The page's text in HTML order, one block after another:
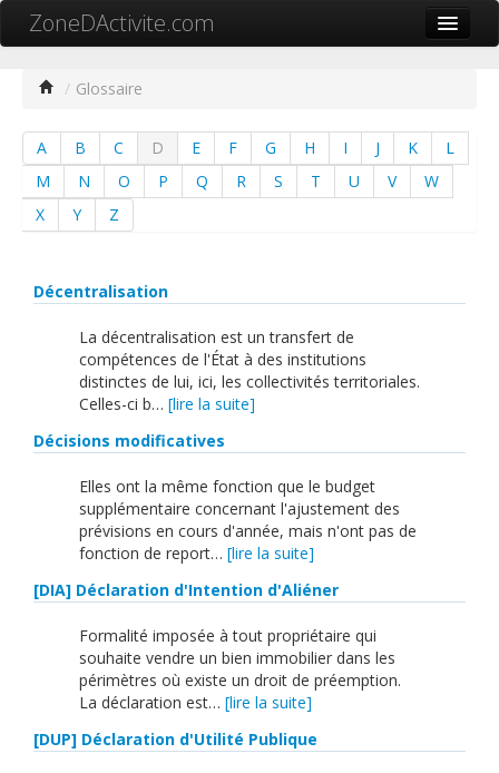
ZoneDActivite.com
Cartographie ZA
Recherche avancée
Contact
Mon ZA.com
中文
English
Français
Connexion
/ Glossaire
A B C D E F G H I J K
L
M
N O P Q R S T U V
W
X
Y Z
Décentralisation
La décentralisation est un transfert de
compétences de l'État à des institutions
distinctes de lui, ici, les collectivités territoriales.
Celles-ci b… [lire la suite]
Décisions modificatives
Elles ont la même fonction que le budget
supplémentaire concernant l'ajustement des
prévisions en cours d'année, mais n'ont pas de
fonction de report… [lire la suite]
[DIA] Déclaration d'Intention d'Aliéner
Formalité imposée à tout propriétaire qui
souhaite vendre un bien immobilier dans les
périmètres où existe un droit de préemption.
La déclaration est… [lire la suite]
[DUP] Déclaration d'Utilité Publique